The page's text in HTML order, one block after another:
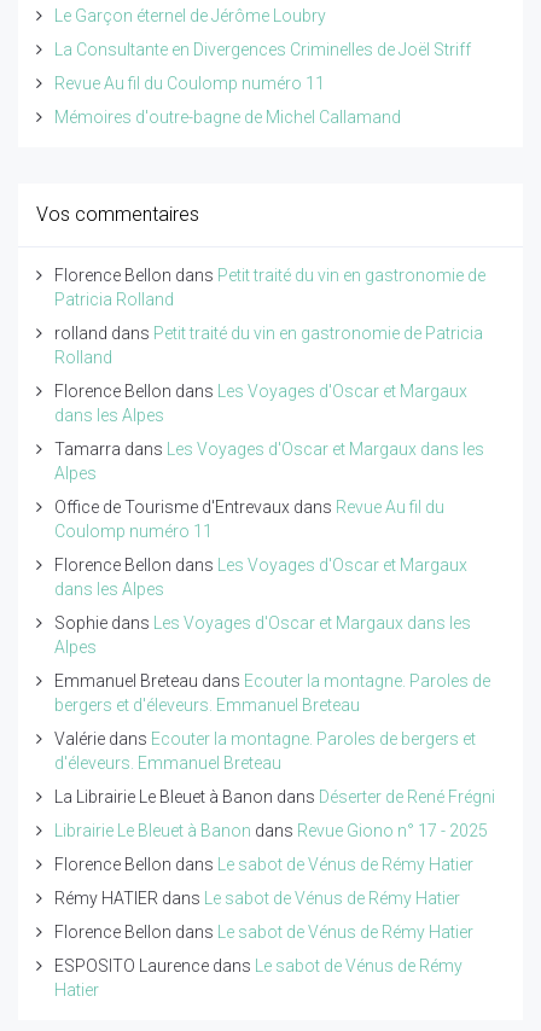
Le Garçon éternel de Jérôme Loubry
La Consultante en Divergences Criminelles de Joël Striff
Revue Au fil du Coulomp numéro 11
Mémoires d'outre-bagne de Michel Callamand
Vos commentaires
Florence Bellon dans Petit traité du vin en gastronomie de
Patricia Rolland
rolland dans Petit traité du vin en gastronomie de Patricia
Rolland
Florence Bellon dans
Les Voyages d'Oscar et Margaux
dans les Alpes
Tamarra dans
Les Voyages d'Oscar et Margaux dans les
Alpes
Office de Tourisme d'Entrevaux dans Revue Au fil du
Coulomp numéro 11
Florence Bellon dans
Les Voyages d'Oscar et Margaux
dans les Alpes
Sophie dans
Les Voyages d'Oscar et Margaux dans les
Alpes
Emmanuel Breteau dans Ecouter la montagne. Paroles de
bergers et d'éleveurs. Emmanuel Breteau
Valérie dans Ecouter la montagne. Paroles de bergers et
d'éleveurs. Emmanuel Breteau
La Librairie Le Bleuet à Banon dans Déserter de René Frégni
Librairie Le Bleuet à Banon dans Revue Giono n° 17 - 2025
Florence Bellon dans
Le sabot de Vénus de Rémy Hatier
Rémy HATIER dans
Le sabot de Vénus de Rémy Hatier
Florence Bellon dans
Le sabot de Vénus de Rémy Hatier
ESPOSITO Laurence dans
Le sabot de Vénus de Rémy
Hatier